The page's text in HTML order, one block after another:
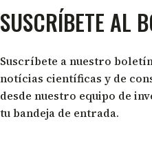
SUSCRÍBETE AL
Suscríbete a nuestro
notícias científicas y de
desde nuestro equipo de
tu bandeja de entrada.